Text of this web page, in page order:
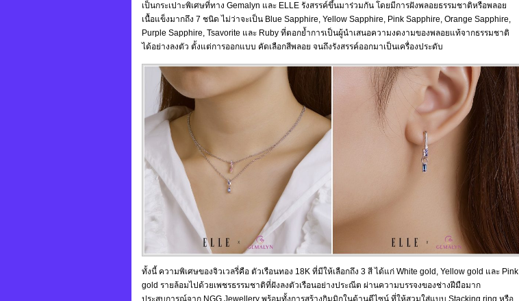
เป็นกระเปาะพิเศษที่ทาง Gemalyn และ ELLE รังสรรค์ขึ้นมาร่วมกัน โดยมีการฝังพลอยธรรมชาติหรือพลอย
เนื้อแข็งมากถึง 7 ชนิด ไม่ว่าจะเป็น Blue Sapphire, Yellow Sapphire, Pink Sapphire, Orange Sapphire,
Purple Sapphire, Tsavorite และ Ruby ที่ตอกย้ำการเป็นผู้นำเสนอความงดงามของพลอยแท้จากธรรมชาติ
ได้อย่างลงตัว ตั้งแต่การออกแบบ คัดเลือกสีพลอย จนถึงรังสรรค์ออกมาเป็นเครื่องประดับ
ทั้งนี้ ความพิเศษของจิวเวลรี่คือ ตัวเรือนทอง 18K ที่มีให้เลือกถึง 3 สี ได้แก่ White gold, Yellow gold และ Pink
gold รายล้อมไปด้วยเพชรธรรมชาติที่ฝังลงตัวเรือนอย่างประณีต ผ่านความบรรจงของช่างฝีมือมาก